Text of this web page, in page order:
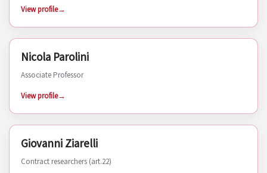
View profile
PERSON
Nicola Parolini
Associate Professor
View profile
PERSON
Giovanni Ziarelli
Contract researchers (art.22)